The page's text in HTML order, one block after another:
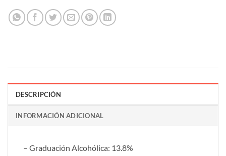
DESCRIPCIÓN
INFORMACIÓN ADICIONAL
– Graduación Alcohólica: 13.8%